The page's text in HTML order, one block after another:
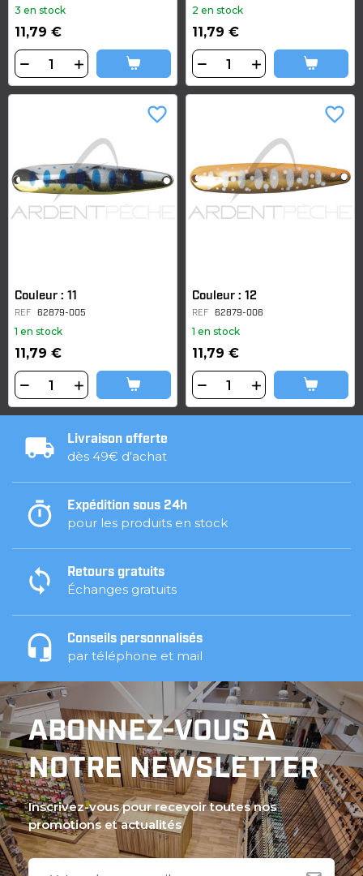
3 en stock
11,79 €
2 en stock
11,79 €
Couleur : 11
REF 62879-005
1 en stock
11,79 €
favorite_border
Couleur : 12
REF 62879-006
1 en stock
11,79 €
favorite_border
Livraison offerte
dès 49€ d'achat
Expédition sous 24h
pour les produits en stock
Retours gratuits
Échanges gratuits
Conseils personnalisés
par téléphone et mail
ABONNEZ-VOUS À
NOTRE NEWSLETTER
Inscrivez-vous pour recevoir toutes nos
promotions et actualités